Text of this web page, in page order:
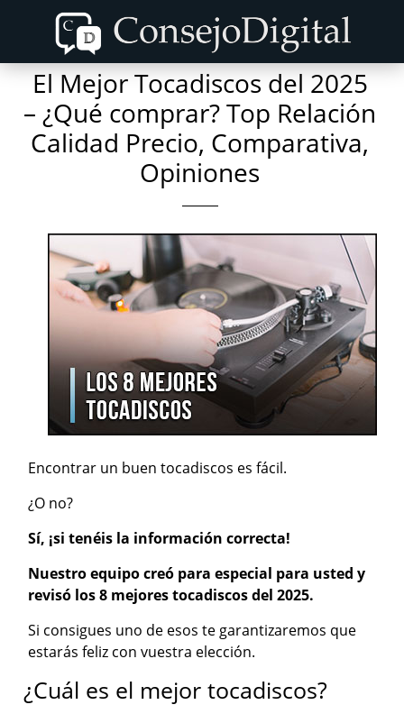
content
primary
sidebar
El Mejor Tocadiscos del 2025
– ¿Qué comprar? Top Relación
Calidad Precio, Comparativa,
Opiniones
Encontrar un buen tocadiscos es fácil.
¿O no?
Sí, ¡si tenéis la información correcta!
Nuestro equipo creó para especial para usted y
revisó los 8 mejores tocadiscos del 2025.
Si consigues uno de esos te garantizaremos que
estarás feliz con vuestra elección.
¿Cuál es el mejor tocadiscos?